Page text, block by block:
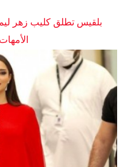
بلقيس تطلق كليب زهر